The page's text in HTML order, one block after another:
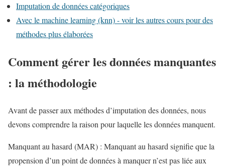
Imputation de données catégoriques
Avec le machine learning (knn) - voir les autres cours pour des
méthodes plus élaborées
Comment gérer les données manquantes
: la méthodologie
Avant de passer aux méthodes d’imputation des données, nous
devons comprendre la raison pour laquelle les données manquent.
Manquant au hasard (MAR) : Manquant au hasard signifie que la
propension d’un point de données à manquer n’est pas liée aux